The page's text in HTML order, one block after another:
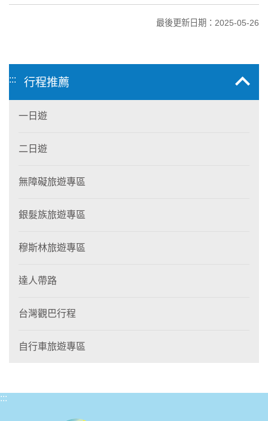
最後更新日期：2025-05-26
::: 行程推薦
一日遊
二日遊
無障礙旅遊專區
銀髮族旅遊專區
穆斯林旅遊專區
達人帶路
台灣觀巴行程
自行車旅遊專區
:::